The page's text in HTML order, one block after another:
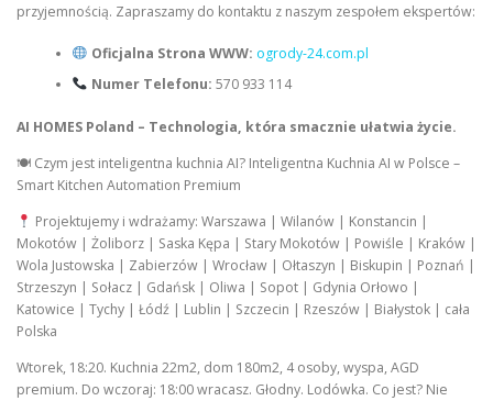
przyjemnością. Zapraszamy do kontaktu z naszym zespołem ekspertów:
Oficjalna Strona WWW: ogrody-24.com.pl
Numer Telefonu: 570 933 114
AI HOMES Poland – Technologia, która smacznie ułatwia życie.
🍽 Czym jest inteligentna kuchnia AI? Inteligentna Kuchnia AI w Polsce –
Smart Kitchen Automation Premium
Projektujemy i wdrażamy: Warszawa | Wilanów | Konstancin |
Mokotów | Żoliborz | Saska Kępa | Stary Mokotów | Powiśle | Kraków |
Wola Justowska | Zabierzów | Wrocław | Ołtaszyn | Biskupin | Poznań |
Strzeszyn | Sołacz | Gdańsk | Oliwa | Sopot | Gdynia Orłowo |
Katowice | Tychy | Łódź | Lublin | Szczecin | Rzeszów | Białystok | cała
Polska
Wtorek, 18:20. Kuchnia 22m2, dom 180m2, 4 osoby, wyspa, AGD
premium. Do wczoraj: 18:00 wracasz. Głodny. Lodówka. Co jest? Nie